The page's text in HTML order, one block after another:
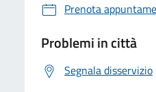
Prenota
Problemi in città
Segnala disservizio